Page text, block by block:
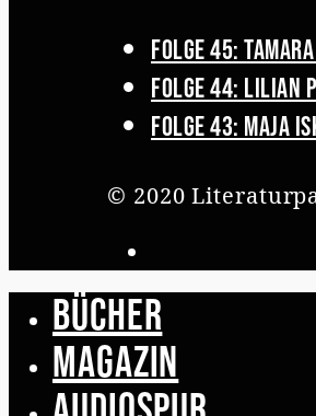
Folge 45:
Folge 44: Lilian
Folge 43: Maja
© 2020
Bücher
Magazin